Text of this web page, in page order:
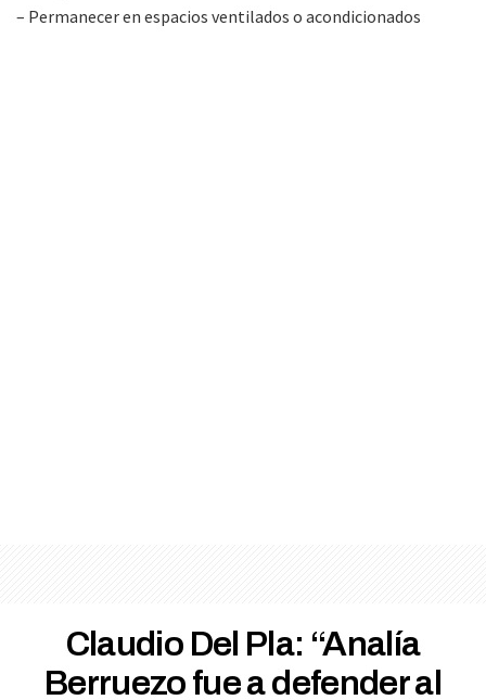
– Permanecer en espacios ventilados o acondicionados
Claudio Del Pla: “Analía
Berruezo fue a defender al